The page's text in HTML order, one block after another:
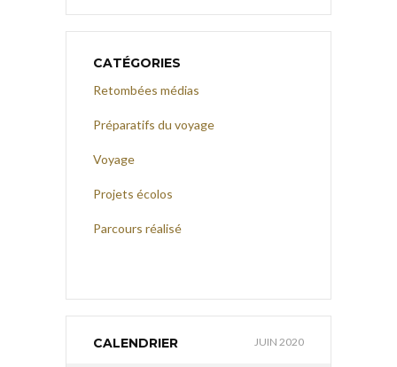
CATÉGORIES
Retombées médias
Préparatifs du voyage
Voyage
Projets écolos
Parcours réalisé
CALENDRIER JUIN 2020